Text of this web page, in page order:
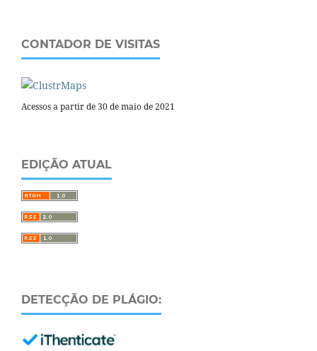
CONTADOR DE VISITAS
Acessos a partir de 30 de maio de 2021
EDIÇÃO ATUAL
DETECÇÃO DE PLÁGIO: